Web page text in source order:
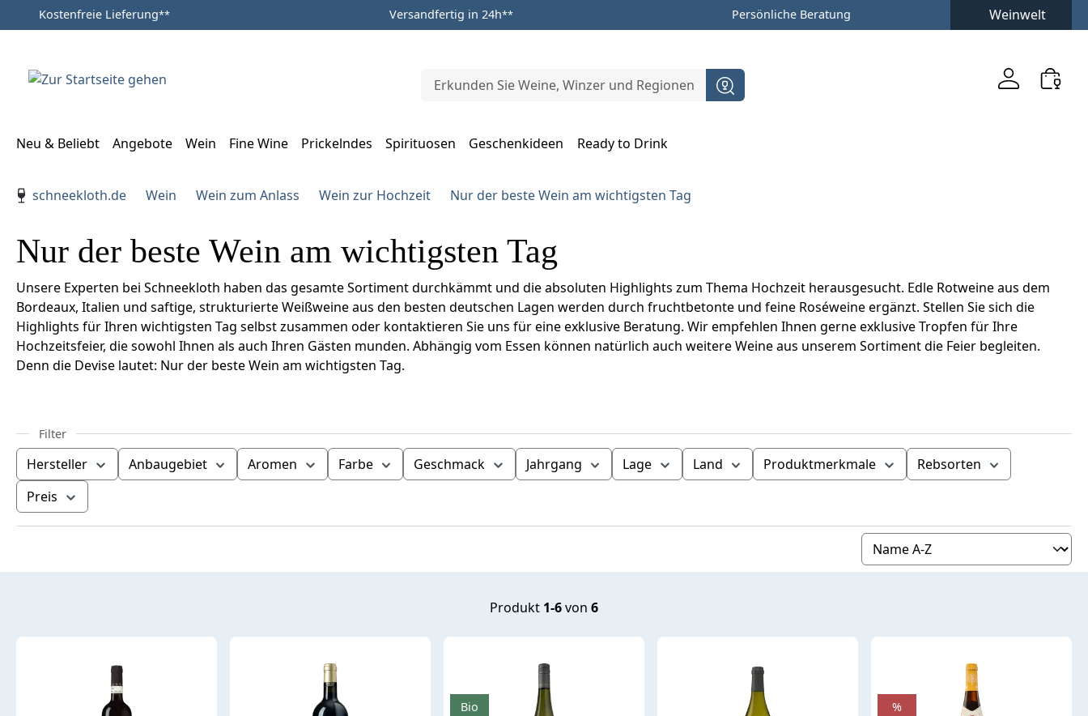
Zum Hauptinhalt springen
Zur Hauptnavigation springen
Kostenfreie Lieferung** Versandfertig in 24h** Persönliche Beratung Weinwelt
Neu & Beliebt Angebote Wein Fine Wine Prickelndes Spirituosen Geschenkideen
Ready to Drink
schneekloth.de
Wein Wein zum Anlass Wein zur Hochzeit Nur der beste Wein am wichtigsten Tag
Nur der beste Wein am wichtigsten Tag
Unsere Experten bei Schneekloth haben das gesamte Sortiment durchkämmt und die absoluten Highlights zum Thema Hochzeit herausgesucht. Edle Rotweine aus dem
Bordeaux, Italien und saftige, strukturierte Weißweine aus den besten deutschen Lagen werden durch fruchtbetonte und feine Roséweine ergänzt. Stellen Sie sich die
Highlights für Ihren wichtigsten Tag selbst zusammen oder kontaktieren Sie uns für eine exklusive Beratung. Wir empfehlen Ihnen gerne exklusive Tropfen für Ihre
Hochzeitsfeier, die sowohl Ihnen als auch Ihren Gästen munden. Abhängig vom Essen können natürlich auch weitere Weine aus unserem Sortiment die Feier begleiten.
Denn die Devise lautet: Nur der beste Wein am wichtigsten Tag.
Hersteller Anbaugebiet Aromen Farbe Geschmack Jahrgang Lage Land Produktmerkmale
Rebsorten
Preis
Produkt 1-6von 6
Bio %